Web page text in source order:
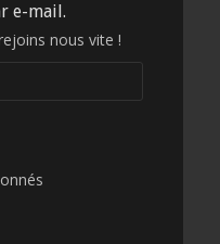
e-mail.
nous vite !